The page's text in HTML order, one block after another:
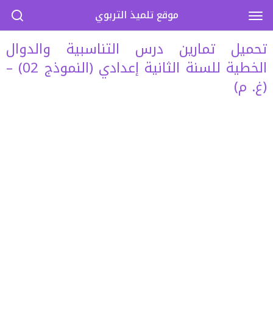
تحميل تمارين درس التناسبية والدوال
الخطية للسنة الثانية إعدادي (النموذج 02) –
(غ. م)
موقع تلميذ التربوي